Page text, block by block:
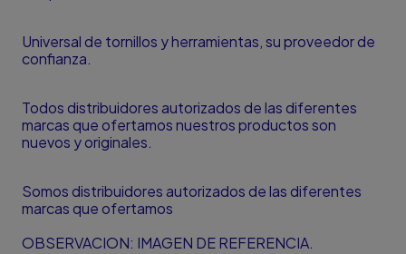
Universal de tornillos y herramientas, su proveedor de
confianza.
Todos distribuidores autorizados de las diferentes
marcas que ofertamos nuestros productos son
nuevos y originales.
Somos distribuidores autorizados de las diferentes
marcas que ofertamos
OBSERVACION: IMAGEN DE REFERENCIA.